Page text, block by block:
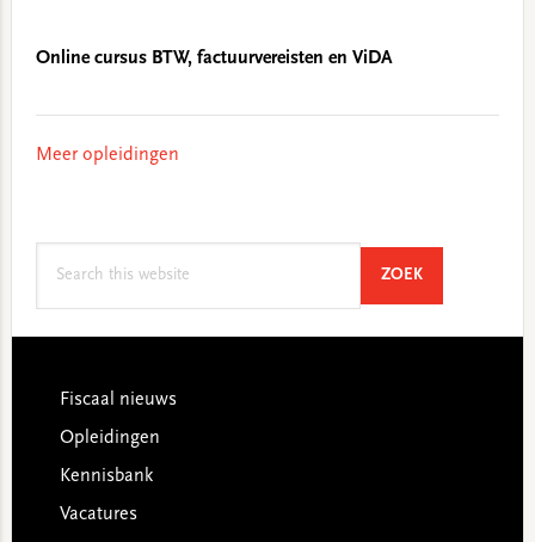
Online cursus BTW, factuurvereisten en ViDA
Meer opleidingen
ZOEKSEARCH
Footer
Fiscaal nieuws
Opleidingen
Kennisbank
Vacatures